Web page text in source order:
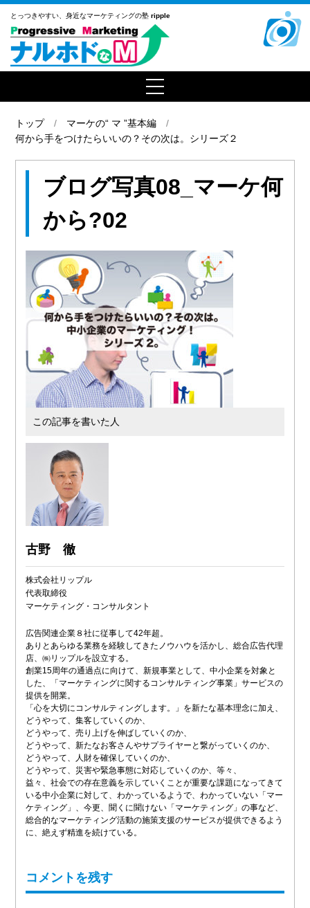
とっつきやすい、 身近なマーケティングの塾 ripple
トップ
マーケの“ マ ”基本編
何から手をつけたらいいの？その次は。シリーズ２
ブログ写真08_マーケ何
から?02
この記事を書いた人
古野 徹
株式会社リップル
代表取締役
マーケティング・コンサルタント
広告関連企業８社に従事して42年超。
ありとあらゆる業務を経験してきたノウハウを活かし、総合広告代理
店、㈱リップルを設立する。
創業15周年の通過点に向けて、新規事業として、中小企業を対象と
した、「マーケティングに関するコンサルティング事業」サービスの
提供を開業。
「心を大切にコンサルティングします。」を新たな基本理念に加え、
どうやって、集客していくのか、
どうやって、売り上げを伸ばしていくのか、
どうやって、新たなお客さんやサプライヤーと繋がっていくのか、
どうやって、人財を確保していくのか、
どうやって、災害や緊急事態に対応していくのか、等々、
益々、社会での存在意義を示していくことが重要な課題になってきて
いる中小企業に対して、わかっているようで、わかっていない「マー
ケティング」、今更、聞くに聞けない「マーケティング」の事など、
総合的なマーケティング活動の施策支援のサービスが提供できるよう
に、絶えず精進を続けている。
コメントを残す